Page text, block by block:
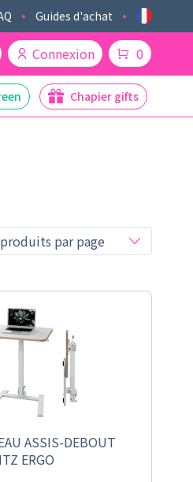
Guides d'achat
Connexion 0
Chapier gifts
ASSIS-DEBOUT
ERGO